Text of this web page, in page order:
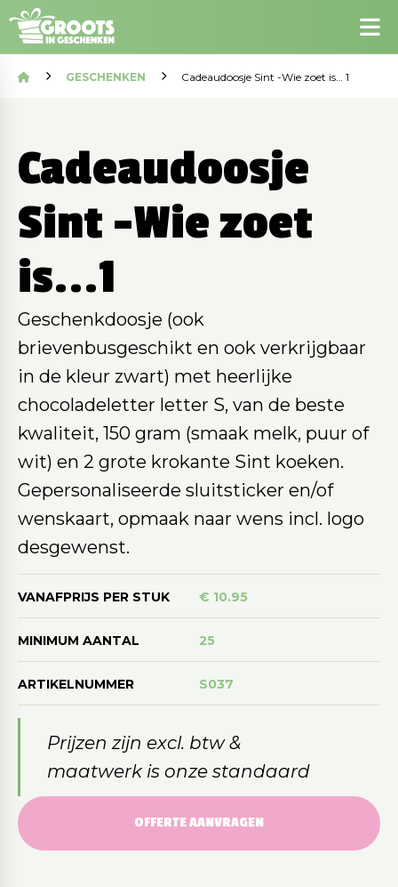
GESCHENKEN Cadeaudoosje Sint -Wie zoet is… 1
Cadeaudoosje
Sint -Wie zoet
is...1
Geschenkdoosje (ook
brievenbusgeschikt en ook verkrijgbaar
in de kleur zwart) met heerlijke
chocoladeletter letter S, van de beste
kwaliteit, 150 gram (smaak melk, puur of
wit) en 2 grote krokante Sint koeken.
Gepersonaliseerde sluitsticker en/of
wenskaart, opmaak naar wens incl. logo
desgewenst.
VANAFPRIJS PER STUK € 10.95
MINIMUM AANTAL 25
ARTIKELNUMMER S037
Prijzen zijn excl. btw &
maatwerk is onze standaard
OFFERTE AANVRAGEN